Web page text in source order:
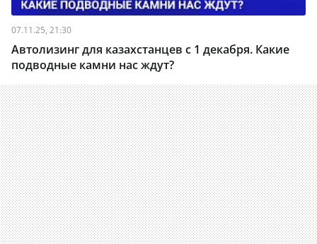
07.11.25, 21:30
Автолизинг для казахстанцев с 1 декабря. Какие
подводные камни нас ждут?